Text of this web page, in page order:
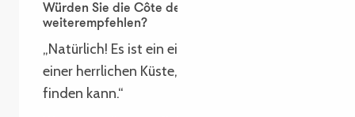
Würden Sie die Côte de Granit Rose
weiterempfehlen?
„Natürlich! Es ist ein einzigartiger Ort mit
einer herrlichen Küste, die man sonst kaum
finden kann.“